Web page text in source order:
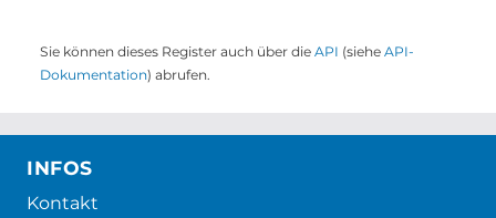
Sie können dieses Register auch über die API (siehe API-
Dokumentation) abrufen.
INFOS
Kontakt